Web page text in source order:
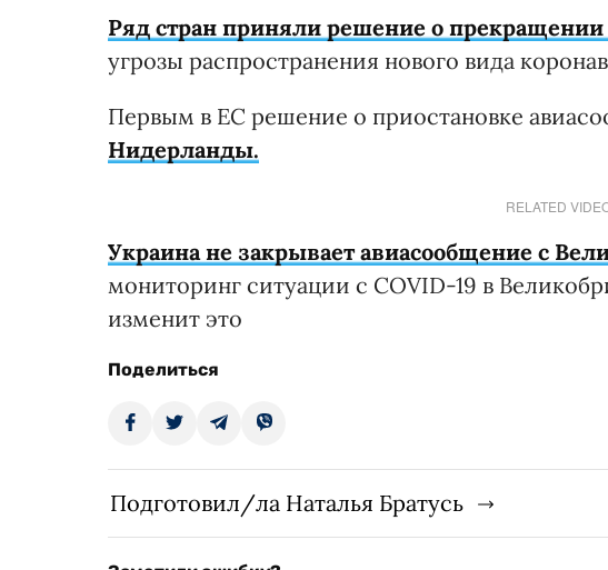
Ряд стран приняли решение о
угрозы распространения нового вида
Первым в ЕС решение о приостановке
Нидерланды.
RELATED
Украина не закрывает авиасообщение с
мониторинг ситуации с COVID-19 в
изменит это
Поделиться
Подготовил/ла Наталья Братусь